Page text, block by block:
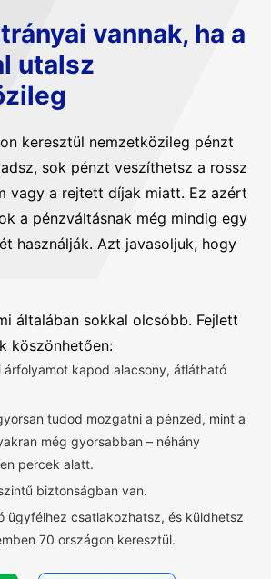
vannak, ha a
utalsz
keresztül nemzetközileg pénzt
sok pénzt veszíthetsz a rossz
vagy a rejtett díjak miatt. Ez azért
a pénzváltásnak még mindig egy
használják. Azt javasoljuk, hogy
általában sokkal olcsóbb. Fejlett
köszönhetően:
árfolyamot kapod alacsony, átlátható
tudod mozgatni a pénzed, mint a
még gyorsabban – néhány
percek alatt.
biztonságban van.
ügyfélhez csatlakozhatsz, és küldhetsz
70 országon keresztül.